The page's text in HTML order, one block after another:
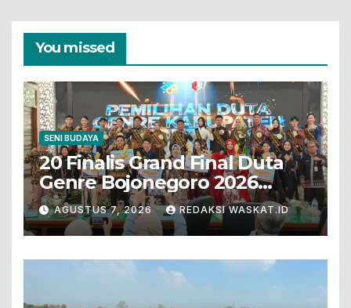
You missed
SENI BUDAYA
20 Finalis Grand Final Duta
Genre Bojonegoro 2026
Tunjukkan Bakat Terbaik
AGUSTUS 7, 2026 REDAKSI WASKAT.ID